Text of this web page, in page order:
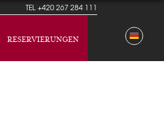
TEL+420 267 284 111
RESERVIERUNGEN